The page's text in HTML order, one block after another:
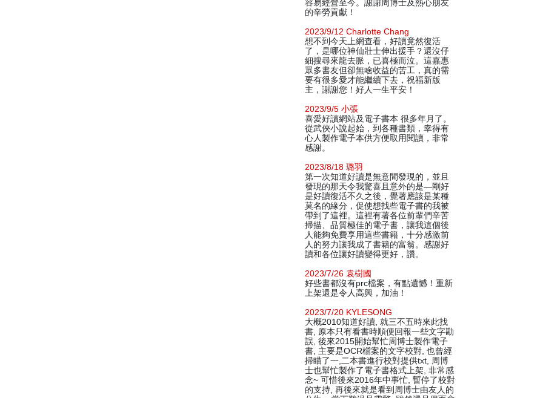
容易經營至今。謝謝周博士及熱心朋友
的辛勞貢獻！
2023/9/12 Charlotte Chang
想不到今天上網查看，好讀竟然復活
了，是哪位神仙壯士伸出援手？還沒仔
細搜尋來龍去脈，已喜極而泣。這嘉惠
眾多書友但卻無啥收益的苦工，真的需
要有很多愛才能繼續下去，祝福新版
主，謝謝您！好人一生平安！
2023/9/5 小張
喜愛好讀網站及電子書本 很多年月了。
從武俠小說起始，到各種書類，幸得有
心人製作電子本供方便取用閱讀，非常
感謝。
2023/8/18 璐羽
第一次知道好讀是無意間發現的，並且
發現的那天令我驚喜且意外的是—剛好
是好讀復活不久之後，覺著應該是某種
莫名的緣分，促使想找些電子書的我被
帶到了這裡。這裡有著各位前輩們辛苦
掃描、品質極佳的電子書，讓我這個後
人能夠免費享用這些書籍，十分感激前
人的努力讓我成了書籍的富翁。感謝好
讀和各位讓好讀變得更好，讚。
2023/7/26 袁樹國
好些書都沒有prc檔案，有點遺憾！重新
上架還是令人高興，加油！
2023/7/20 KYLESONG
大概2010知道好讀, 就三不五時來此找
書, 原本只有看書時順便回報一些文字勘
誤, 後來2015開始幫忙周博士製作電子
書, 主要是OCR檔案的文字校對, 也曾經
掃瞄了一,二本書進行校對提供txt, 周博
士也幫忙製作了電子書格式上架, 非常感
念~ 可惜後來2016年中事忙, 暫停了校對
的支持, 再後來就是看到周博士由友人的